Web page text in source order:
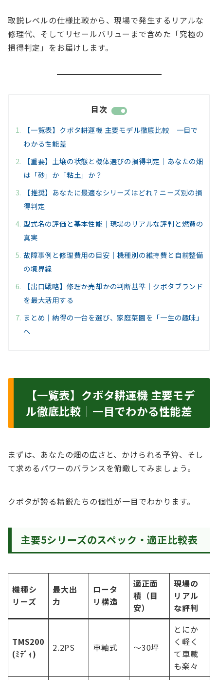
取説レベルの仕様比較から、現場で発生するリアルな
修理代、そしてリセールバリューまで含めた「究極の
損得判定」をお届けします。
目次
【一覧表】クボタ耕運機 主要モデル徹底比較｜一目で
わかる性能差
【重要】土壌の状態と機体選びの損得判定｜あなたの畑
は「砂」か「粘土」か？
【推奨】あなたに最適なシリーズはどれ？ニーズ別の損
得判定
型式名の評価と基本性能｜現場のリアルな評判と燃費の
真実
故障事例と修理費用の目安｜機種別の維持費と自前整備
の境界線
【出口戦略】修理か売却かの判断基準｜クボタブランド
を最大活用する
まとめ｜納得の一台を選び、家庭菜園を「一生の趣味」
へ
【一覧表】クボタ耕運機 主要モデ
ル徹底比較｜一目でわかる性能差
まずは、あなたの畑の広さと、かけられる予算、そし
て求めるパワーのバランスを俯瞰してみましょう。
クボタが誇る精鋭たちの個性が一目でわかります。
主要5シリーズのスペック・適正比較表
機種シ
リーズ
最大出
力
ロータ
リ構造
適正面
積（目
安）
現場の
リアル
な評判
TMS200
(ﾐﾃﾞｨ)
2.2PS 車軸式 〜30坪
とにか
く軽く
て車載
も楽々